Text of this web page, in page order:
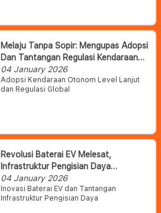
Melaju Tanpa Sopir: Mengupas Adopsi
Dan Tantangan Regulasi Kendaraan
Otonom Level Lanjut
04 January 2026
Adopsi Kendaraan Otonom Level Lanjut
dan Regulasi Global
Revolusi Baterai EV Melesat,
Infrastruktur Pengisian Daya
Menghadang
04 January 2026
Inovasi Baterai EV dan Tantangan
Infrastruktur Pengisian Daya